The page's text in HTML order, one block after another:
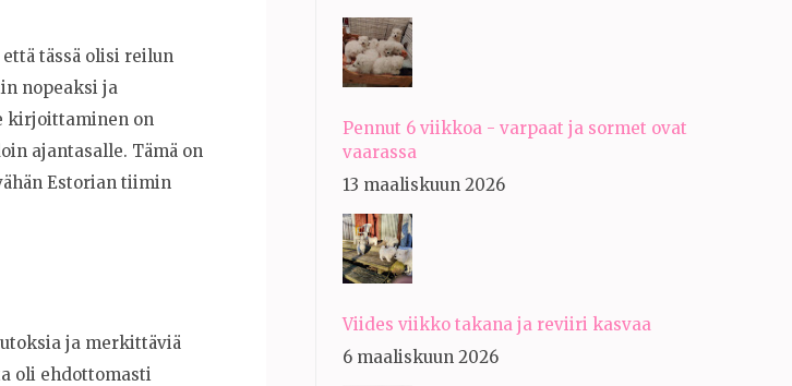
tässä olisi reilun
nopeaksi ja
kirjoittaminen on
ajantasalle. Tämä on
Estorian tiimin
ja merkittäviä
oli ehdottomasti
Pennut 6 viikkoa - varpaat ja sormet ovat
vaarassa
13 maaliskuun 2026
Viides viikko takana ja reviiri kasvaa
6 maaliskuun 2026